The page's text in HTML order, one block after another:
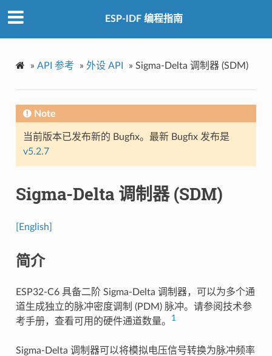
ESP-IDF 编程指南
» API 参考 » 外设 API » Sigma-Delta 调制器 (SDM)
Note
当前版本已发布新的 Bugfix。最新 Bugfix 发布是
v5.2.7
Sigma-Delta 调制器 (SDM)
[English]
简介
ESP32-C6 具备二阶 Sigma-Delta 调制器，可以为多个通
道生成独立的脉冲密度调制 (PDM) 脉冲。请参阅技术参
考手册，查看可用的硬件通道数量。
1
Sigma-Delta 调制器可以将模拟电压信号转换为脉冲频率